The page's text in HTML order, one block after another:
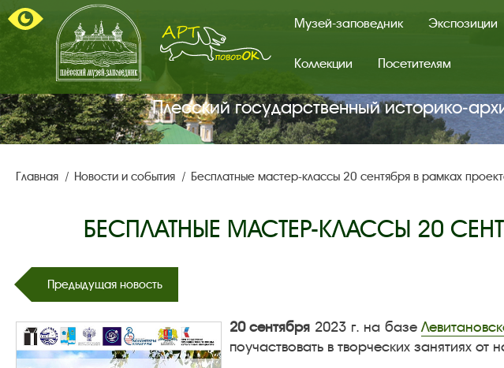
Главная
страница.
поводок.
Музей-заповедник Экспозиции
Коллекции Посетителям
Плесский государственный
Главная Новости и события Бесплатные мастер-классы 20 сентября в рамках
БЕСПЛАТНЫЕ МАСТЕР-КЛАССЫ 20
Предыдущая новость
20 сентября 2023 г. на базе
поучаствовать в творческих занятиях от